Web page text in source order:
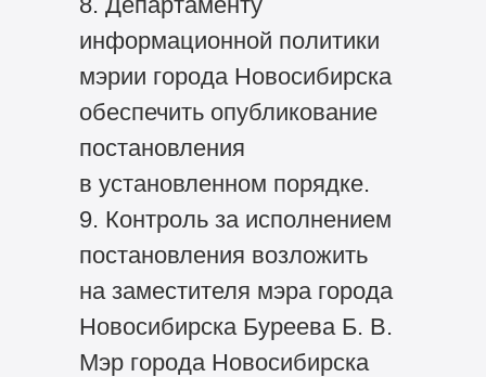
информационной политики
мэрии города Новосибирска
обеспечить опубликование
постановления
в установленном порядке.
9. Контроль за исполнением
постановления возложить
на заместителя мэра города
Новосибирска Буреева Б. В.
Мэр города Новосибирска